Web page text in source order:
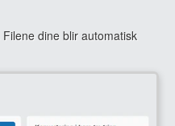
dine blir automatisk